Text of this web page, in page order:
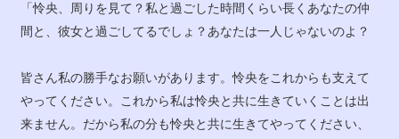
「怜央、周りを見て？私と過ごした時間くらい長くあなたの仲
間と、彼女と過ごしてるでしょ？あなたは一人じゃないのよ？
皆さん私の勝手なお願いがあります。怜央をこれからも支えて
やってください。これから私は怜央と共に生きていくことは出
来ません。だから私の分も怜央と共に生きてやってください、